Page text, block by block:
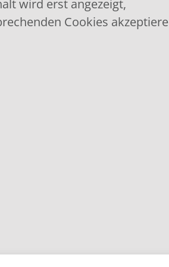
wird erst angezeigt,
Cookies